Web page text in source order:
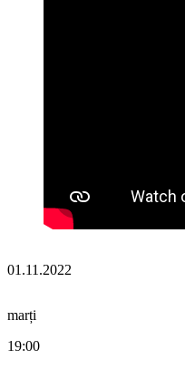
01.11.2022
marți
19:00